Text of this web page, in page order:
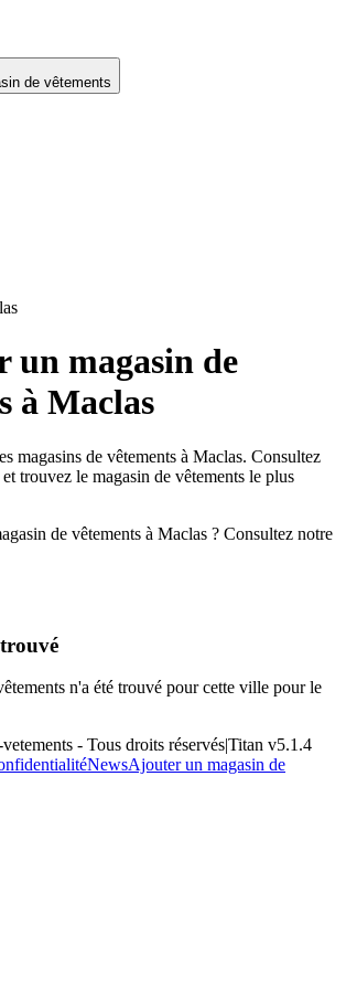
de vêtements
un magasin de
à Maclas
magasins de vêtements à Maclas. Consultez
trouvez le magasin de vêtements le plus
de vêtements à Maclas ? Consultez notre
n'a été trouvé pour cette ville pour le
- Tous droits réservés|Titan v5.1.4
NewsAjouter un magasin de